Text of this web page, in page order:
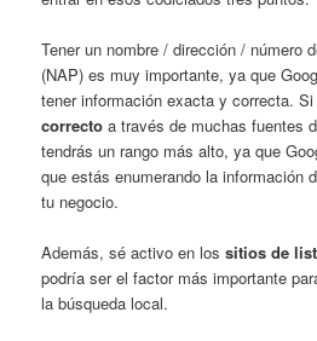
Tener un nombre / dirección / número
(NAP) es muy importante, ya que
tener información exacta y correcta.
correcto a través de muchas fuentes
tendrás un rango más alto, ya que
que estás enumerando la información
tu negocio.
Además, sé activo en los sitios de
podría ser el factor más importante
la búsqueda local.